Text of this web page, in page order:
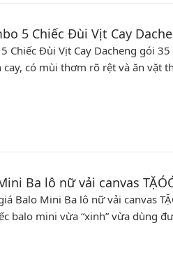
5 Chiếc Đùi Vịt Cay
Chiếc Đùi Vịt Cay Dacheng gói
có mùi thơm rõ rệt và ăn vặt
Ba lô nữ vải canvas
Balo Mini Ba lô nữ vải canvas
balo mini vừa “xinh” vừa dùng